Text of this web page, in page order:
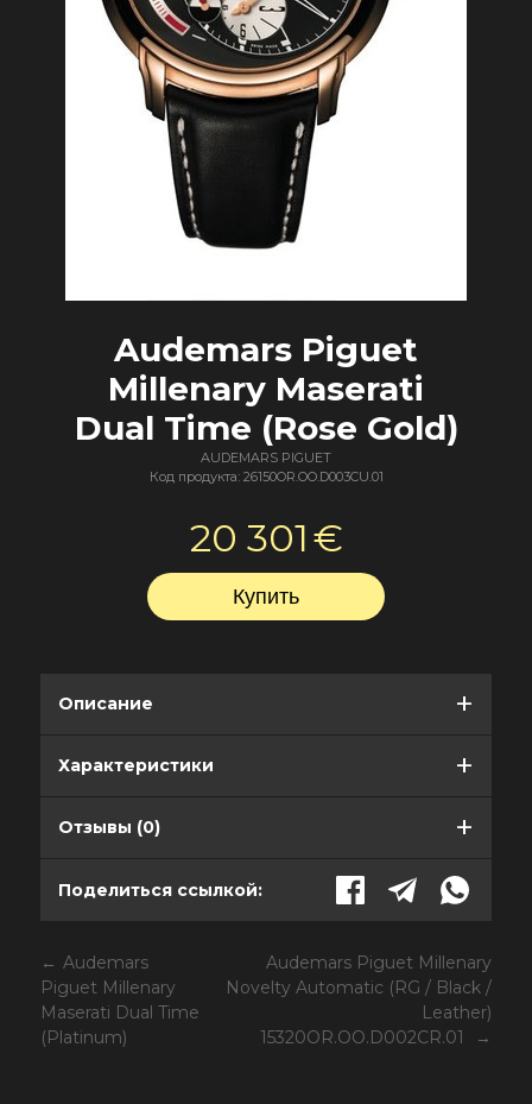
Audemars Piguet
Millenary Maserati
Dual Time (Rose Gold)
AUDEMARS PIGUET
Код продукта: 26150OR.OO.D003CU.01
20 301€
Описание
Характеристики
Отзывы (0)
Поделиться ссылкой:
Audemars
Piguet Millenary
Maserati Dual Time
(Platinum)
Audemars Piguet Millenary
Novelty Automatic (RG / Black /
Leather)
15320OR.OO.D002CR.01